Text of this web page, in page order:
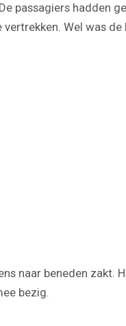
passagiers hadden
Wel was de
naar beneden zakt.
bezig.